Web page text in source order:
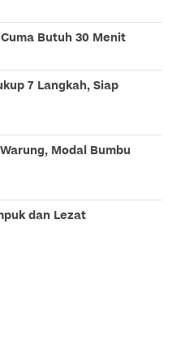
Butuh 30 Menit
7 Langkah, Siap
Modal Bumbu
dan Lezat